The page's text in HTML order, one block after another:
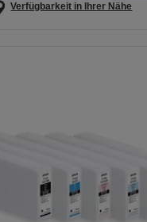
Verfügbarkeit in Ihrer Nähe